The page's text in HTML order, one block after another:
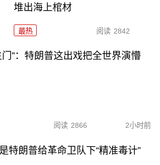
堆出海上棺材
最热 阅读 2842
门”：特朗普这出戏把全世界演懵
阅读 2866 2小时前
特朗普给革命卫队下“精准毒计”